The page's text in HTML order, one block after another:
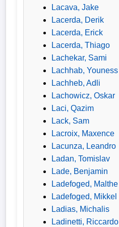
FlutlichtbardeLacava, Jake
Lacerda, Derik
Lacerda, Erick
Lacerda, Thiago
Lachekar, Sami
Lachhab, Youness
Lachheb, Adli
Lachowicz, Oskar
Laci, Qazim
Lack, Sam
Lacroix, Maxence
Lacunza, Leandro
Ladan, Tomislav
Lade, Benjamin
Ladefoged, Malthe
Ladefoged, Mikkel
Ladias, Michalis
Ladinetti, Riccardo